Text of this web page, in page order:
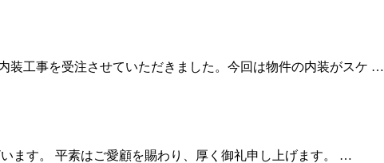
装工事を受注させていただきました。今回は物件の内装がスケ …
ます。 平素はご愛顧を賜わり、厚く御礼申し上げます。 …